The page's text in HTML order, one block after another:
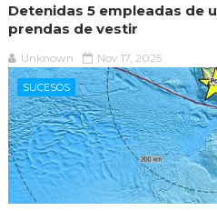
Detenidas 5 empleadas de
prendas de vestir
Unknown Nov 17, 2025
SUCESOS